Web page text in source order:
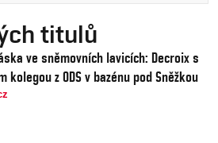
titulů
ve sněmovních lavicích: Decroix s
kolegou z ODS v bazénu pod Sněžkou